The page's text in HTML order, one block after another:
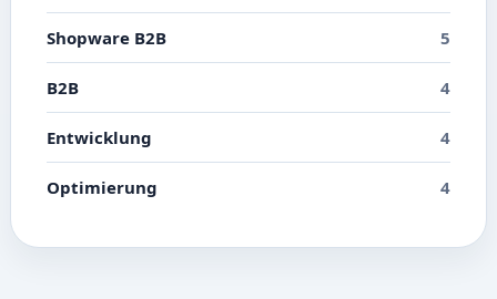
Shopware B2B 5
B2B 4
Entwicklung 4
Optimierung 4